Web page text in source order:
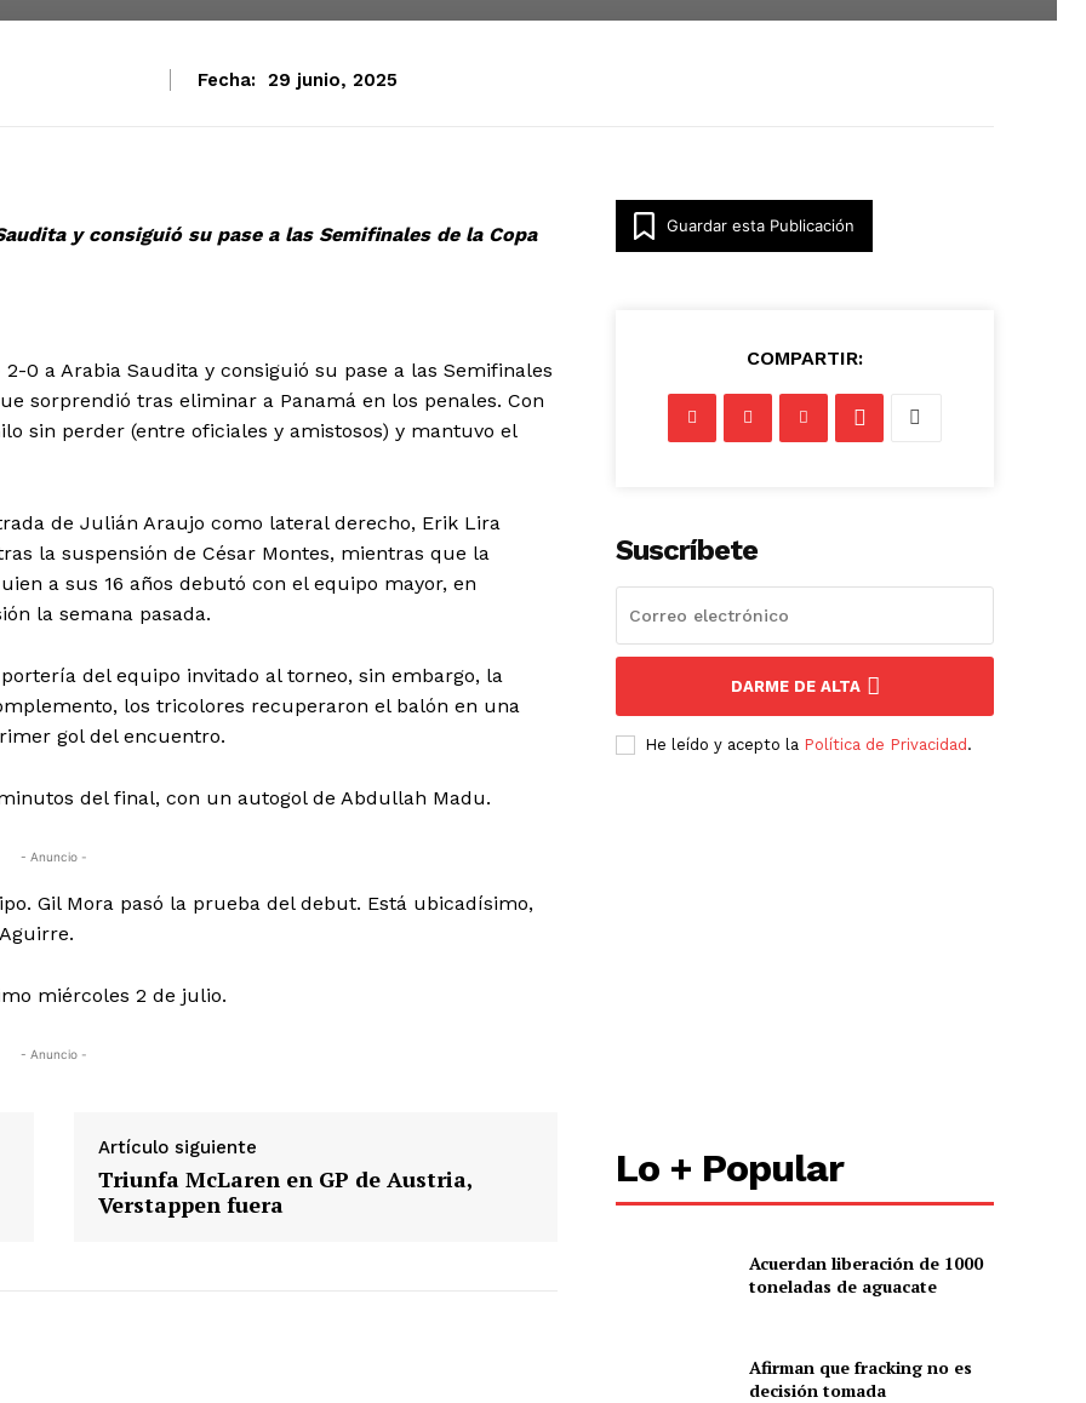
Fecha: 29 junio, 2025
y consiguió su pase a las Semifinales de la Copa
2-0 a Arabia Saudita y consiguió su pase a las Semifinales
sorprendió tras eliminar a Panamá en los penales. Con
sin perder (entre oficiales y amistosos) y mantuvo el
de Julián Araujo como lateral derecho, Erik Lira
la suspensión de César Montes, mientras que la
a sus 16 años debutó con el equipo mayor, en
la semana pasada.
del equipo invitado al torneo, sin embargo, la
los tricolores recuperaron el balón en una
gol del encuentro.
del final, con un autogol de Abdullah Madu.
- Anuncio -
Gil Mora pasó la prueba del debut. Está ubicadísimo,
miércoles 2 de julio.
- Anuncio -
Artículo siguiente
Triunfa McLaren en GP de Austria,
Verstappen fuera
Guardar esta Publicación
COMPARTIR:
Suscríbete
DARME DE ALTA
He leído y acepto la Política de Privacidad.
Lo + Popular
Acuerdan liberación de 1000
toneladas de aguacate
Afirman que fracking no es
decisión tomada